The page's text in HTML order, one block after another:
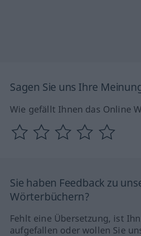
Sagen Sie uns Ihre
Wie gefällt Ihnen das Online
Sie haben Feedback zu
Wörterbüchern?
Fehlt eine Übersetzung, ist
aufgefallen oder wollen Sie